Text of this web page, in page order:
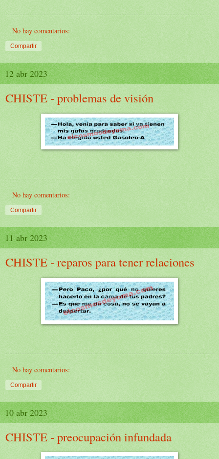
No hay comentarios:
Compartir
12 abr 2023
CHISTE - problemas de visión
No hay comentarios:
Compartir
11 abr 2023
CHISTE - reparos para tener relaciones
No hay comentarios:
Compartir
10 abr 2023
CHISTE - preocupación infundada